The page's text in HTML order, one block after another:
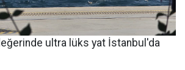
ultra lüks yat İstanbul'da